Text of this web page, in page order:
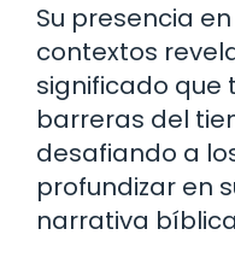
Su presencia
contextos
significado que
barreras del
desafiando a
profundizar en
narrativa